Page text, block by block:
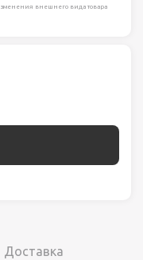
внешнего вида товара
Доставка